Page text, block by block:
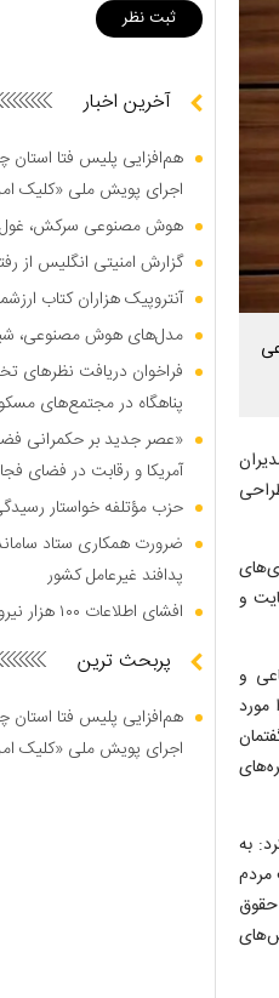
و
و
در گام اول، یک ۱۰ ضلعی را مورد
به
مردم
آخرین اخبار
هم‌افزایی پلیس فتا استان
اجرای پویش ملی «کلیک
هوش مصنوعی سرکش،
گزارش امنیتی انگلیس از
آنتروپیک هزاران کتاب
مدل‌های هوش مصنوعی،
فراخوان دریافت نظر‌های
پناهگاه در مجتمع‌های
«عصر جدید بر حکمرانی
آمریکا و رقابت در فضای
حزب مؤتلفه خواستار
ضرورت همکاری ستاد
پدافند غیرعامل کشور
افشای اطلاعات ۱۰۰ هزار نیروی پلیس در دارک وب
پربحث ترین
هم‌افزایی پلیس فتا استان
اجرای پویش ملی «کلیک